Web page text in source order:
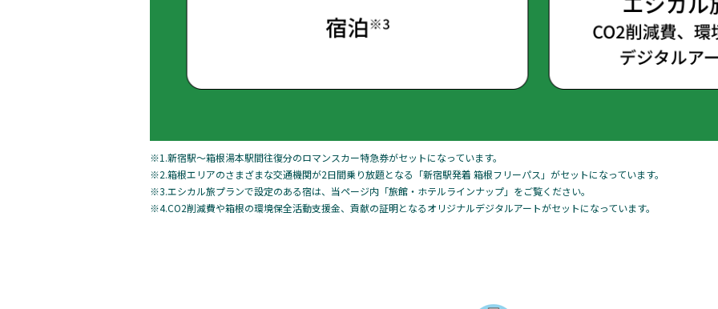
※1.新宿駅～箱根湯本駅間往復分のロマンスカー特急券がセットになっています。
※2.箱根エリアのさまざまな交通機関が2日間乗り放題となる「新宿駅発着 箱根フリーパス」がセットになっています。
※3.エシカル旅プランで設定のある宿は、当ページ内「旅館・ホテルラインナップ」をご覧ください。
※4.CO2削減費や箱根の環境保全活動支援金、貢献の証明となるオリジナルデジタルアートがセットになっています。